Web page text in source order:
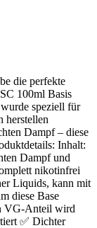
die perfekte
100ml Basis
speziell für
herstellen
Dampf – diese
Inhalt:
Dampf und
nikotinfrei
Liquids, kann mit
diese Base
VG-Anteil wird
✅ Dichter